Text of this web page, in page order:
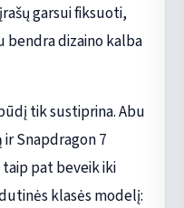
garsui fiksuoti,
dizaino kalba
tik sustiprina. Abu
Snapdragon 7
pat beveik iki
klasės modelį: